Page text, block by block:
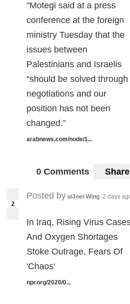
"Motegi said at a press
conference at the foreign
ministry Tuesday that the
issues between
Palestinians and Israelis
“should be solved through
negotiations and our
position has not been
changed.”
arabnews.com/node/1...
0 Comments Share
2
Posted by u/Joel-Wing 2 days
In Iraq, Rising Virus
And Oxygen Shortages
Stoke Outrage, Fears Of
'Chaos'
npr.org/2020/0...